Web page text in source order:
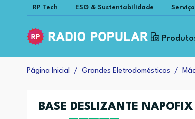
RP Tech ESG & Sustentabilidade
Página Inicial Grandes Eletrodomésticos
BASE DESLIZANTE